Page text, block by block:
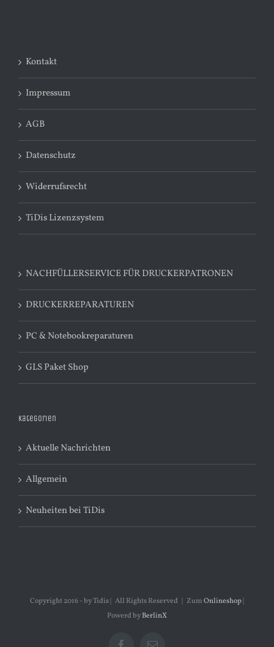
Kontakt
Impressum
AGB
Datenschutz
Widerrufsrecht
TiDis Lizenzsystem
NACHFÜLLERSERVICE FÜR DRUCKERPATRONEN
DRUCKERREPARATUREN
PC & Notebookreparaturen
GLS Paket Shop
Kategorien
Aktuelle Nachrichten
Allgemein
Neuheiten bei TiDis
Copyright 2016 - by Tidis | All Rights Reserved | ZumOnlineshop
Powerd byBerlinX